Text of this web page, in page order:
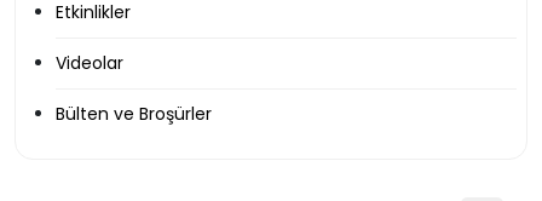
Etkinlikler
Videolar
Bülten ve Broşürler